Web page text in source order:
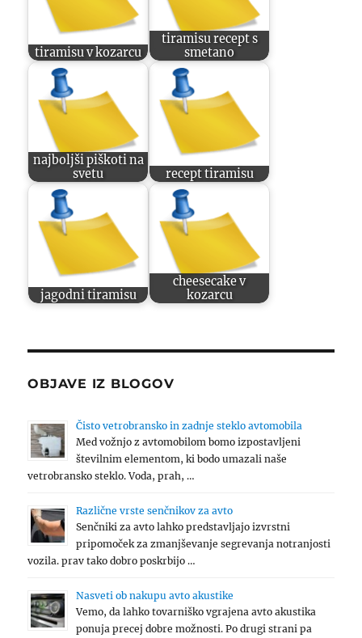
tiramisu v kozarcu
tiramisu recept s
smetano
najboljši piškoti na
svetu
recept tiramisu
jagodni tiramisu
cheesecake v
kozarcu
OBJAVE IZ BLOGOV
Čisto vetrobransko in zadnje steklo avtomobila
Med vožnjo z avtomobilom bomo izpostavljeni
številnim elementom, ki bodo umazali naše
vetrobransko steklo. Voda, prah, …
Različne vrste senčnikov za avto
Senčniki za avto lahko predstavljajo izvrstni
pripomoček za zmanjševanje segrevanja notranjosti
vozila. prav tako dobro poskrbijo …
Nasveti ob nakupu avto akustike
Vemo, da lahko tovarniško vgrajena avto akustika
ponuja precej dobre možnosti. Po drugi strani pa